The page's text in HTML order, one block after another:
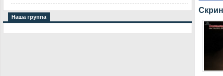
Наша группа